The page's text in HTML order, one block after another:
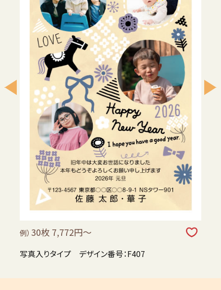
例） 30枚 7,772円～
写真入りタイプ デザイン番号：F407